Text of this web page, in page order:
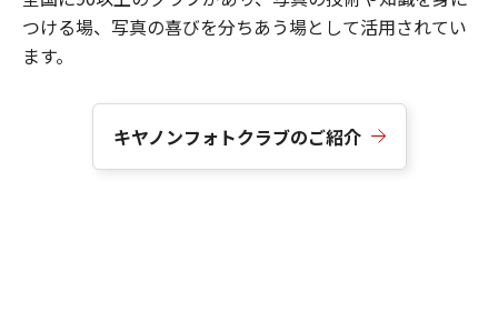
つける場、写真の喜びを分ちあう場として活用されてい
ます。
キヤノンフォトクラブのご紹介